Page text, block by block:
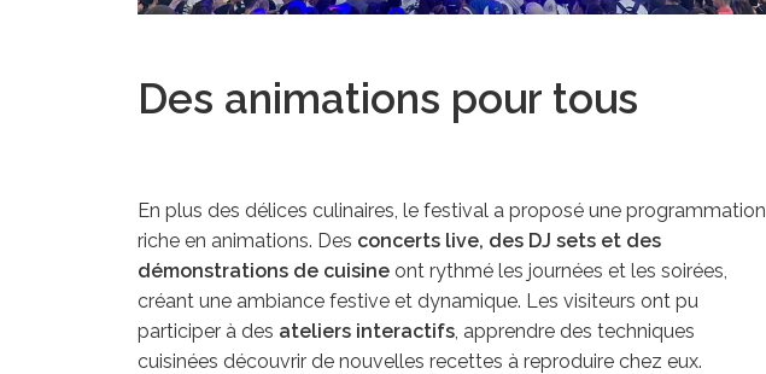
Des animations pour tous
En plus des délices culinaires, le festival a proposé une programmation
riche en animations. Des concerts live, des DJ sets et des
démonstrations de cuisineont rythmé les journées et les soirées,
créant une ambiance festive et dynamique. Les visiteurs ont pu
participer à des ateliers interactifs, apprendre des techniques
cuisinées découvrir de nouvelles recettes à reproduire chez eux.